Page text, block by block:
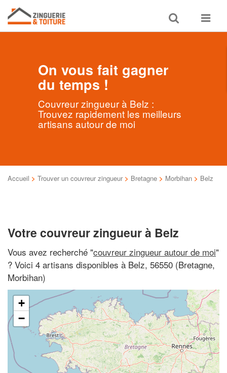
Toggle
search
Toggle
On vous fait gagner
du temps !
Couvreur zingueur à Belz :
Trouvez rapidement les meilleurs
artisans autour de moi
Accueil > Trouver un couvreur zingueur > Bretagne > Morbihan > Belz
Votre couvreur zingueur à Belz
Vous avez recherché "couvreur zingueur autour de moi"
? Voici 4 artisans disponibles à Belz, 56550 (Bretagne,
Morbihan)
+
−